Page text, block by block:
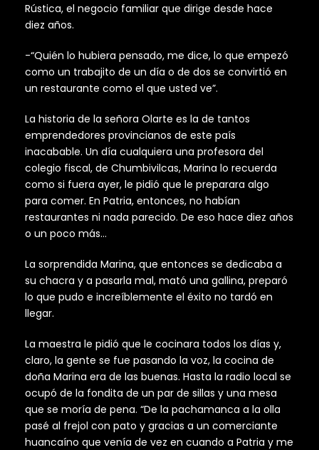
Rústica, el negocio familiar que dirige desde hace
diez años.
-“Quién lo hubiera pensado, me dice, lo que empezó
como un trabajito de un día o de dos se convirtió en
un restaurante como el que usted ve”.
La historia de la señora Olarte es la de tantos
emprendedores provincianos de este país
inacabable. Un día cualquiera una profesora del
colegio fiscal, de Chumbivilcas, Marina lo recuerda
como si fuera ayer, le pidió que le preparara algo
para comer. En Patria, entonces, no habían
restaurantes ni nada parecido. De eso hace diez años
o un poco más…
La sorprendida Marina, que entonces se dedicaba a
su chacra y a pasarla mal, mató una gallina, preparó
lo que pudo e increíblemente el éxito no tardó en
llegar.
La maestra le pidió que le cocinara todos los días y,
claro, la gente se fue pasando la voz, la cocina de
doña Marina era de las buenas. Hasta la radio local se
ocupó de la fondita de un par de sillas y una mesa
que se moría de pena. “De la pachamanca a la olla
pasé al frejol con pato y gracias a un comerciante
huancaíno que venía de vez en cuando a Patria y me